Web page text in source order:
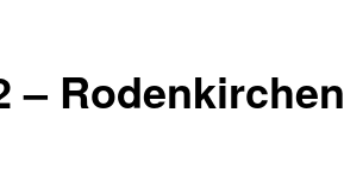
– Rodenkirchen